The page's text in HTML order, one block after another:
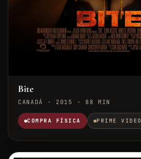
Bite
CANADÁ · 2015 · 88 MIN
COMPRA FÍSICA PRIME VIDEO